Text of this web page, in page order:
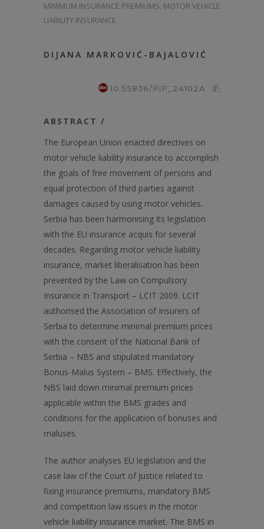
MINIMUM INSURANCE PREMIUMS, MOTOR VEHICLE
LIABILITY INSURANCE
DIJANA MARKOVIĆ-BAJALOVIĆ
10.55836/PiP_24102A
ABSTRACT /
The European Union enacted directives on
motor vehicle liability insurance to accomplish
the goals of free movement of persons and
equal protection of third parties against
damages caused by using motor vehicles.
Serbia has been harmonising its legislation
with the EU insurance acquis for several
decades. Regarding motor vehicle liability
insurance, market liberalisation has been
prevented by the Law on Compulsory
Insurance in Transport – LCIT 2009. LCIT
authorised the Association of Insurers of
Serbia to determine minimal premium prices
with the consent of the National Bank of
Serbia – NBS and stipulated mandatory
Bonus-Malus System – BMS. Effectively, the
NBS laid down minimal premium prices
applicable within the BMS grades and
conditions for the application of bonuses and
maluses.
The author analyses EU legislation and the
case law of the Court of Justice related to
fixing insurance premiums, mandatory BMS
and competition law issues in the motor
vehicle liability insurance market. The BMS in